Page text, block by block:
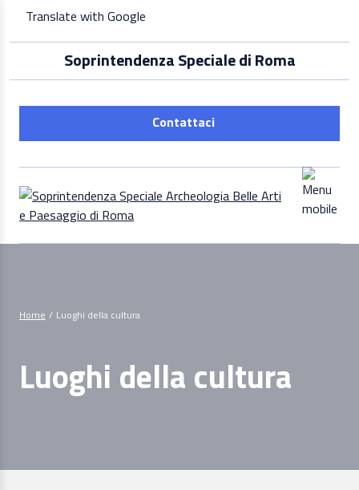
content
Translate with Google
Soprintendenza Speciale di Roma
Contattaci
Home / Luoghi della cultura
Luoghi della cultura